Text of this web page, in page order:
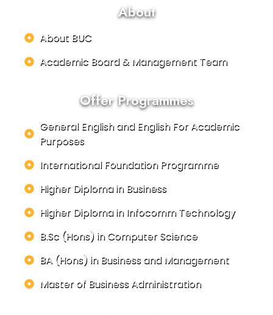
About
About BUC
Academic Board & Management Team
Offer Programmes
General English and English For Academic
Purposes
International Foundation Programme
Higher Diploma in Business
Higher Diploma in Infocomm Technology
B.Sc (Hons) in Computer Science
BA (Hons) in Business and Management
Master of Business Administration